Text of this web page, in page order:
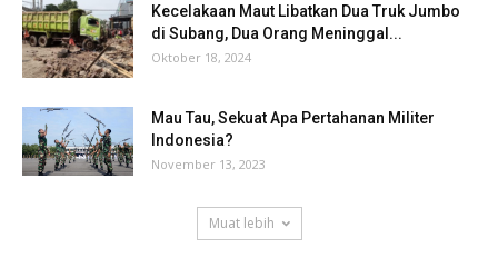
Kecelakaan Maut Libatkan Dua Truk Jumbo
di Subang, Dua Orang Meninggal...
Oktober 18, 2024
Mau Tau, Sekuat Apa Pertahanan Militer
Indonesia?
November 13, 2023
Muat lebih